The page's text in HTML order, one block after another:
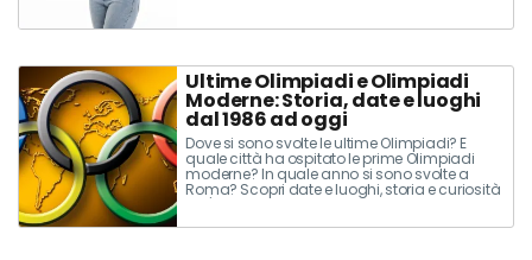
Ultime Olimpiadi e Olimpiadi
Moderne: Storia, date e luoghi
dal 1986 ad oggi
Dove si sono svolte le ultime Olimpiadi? E
quale città ha ospitato le prime Olimpiadi
moderne? In quale anno si sono svolte a
Roma? Scopri date e luoghi, storia e curiosità
nell'elenco delle edizioni dal 1986 a oggi.